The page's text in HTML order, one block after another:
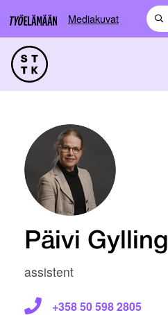
Mediakuvat
Päivi Gylling
assistent
+358 50 598 2805